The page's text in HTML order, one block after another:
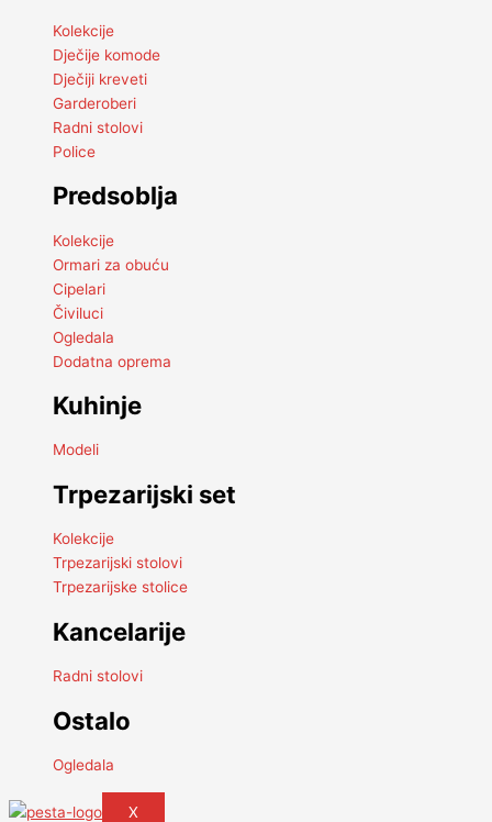
Kolekcije
Dječije komode
Dječiji kreveti
Garderoberi
Radni stolovi
Police
Predsoblja
Kolekcije
Ormari za obuću
Cipelari
Čiviluci
Ogledala
Dodatna oprema
Kuhinje
Modeli
Trpezarijski set
Kolekcije
Trpezarijski stolovi
Trpezarijske stolice
Kancelarije
Radni stolovi
Ostalo
Ogledala
X